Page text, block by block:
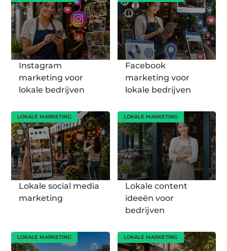
Instagram
marketing voor
lokale bedrijven
Facebook
marketing voor
lokale bedrijven
LOKALE MARKETING
Lokale social media
marketing
LOKALE MARKETING
Lokale content
ideeën voor
bedrijven
LOKALE MARKETING LOKALE MARKETING